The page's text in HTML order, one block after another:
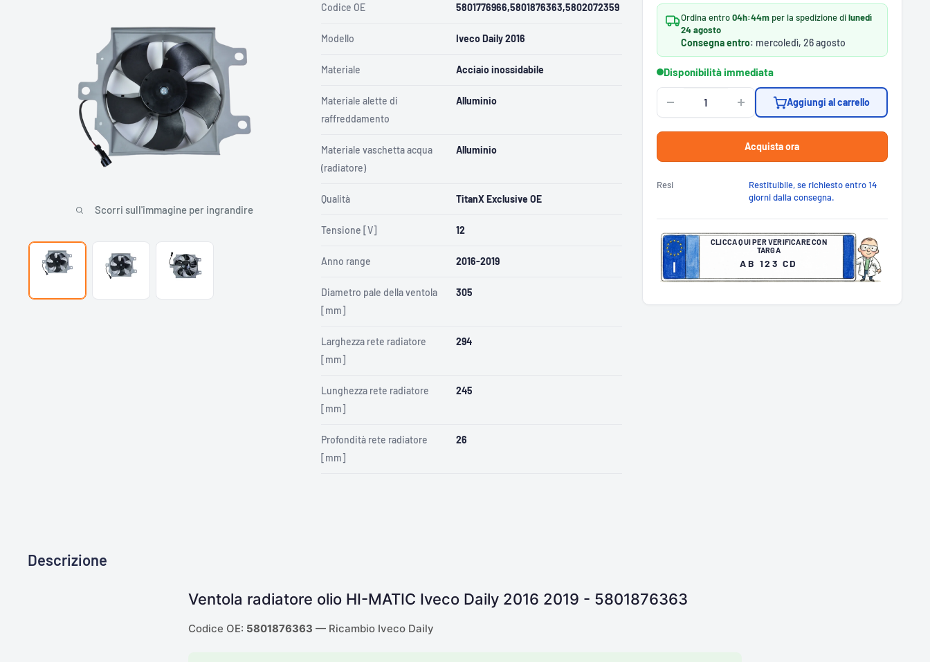
Scorri sull'immagine per ingrandire
Ordina entro04h:44mper la spedizione dilunedì
24 agosto
Consegna entro: mercoledì, 26 agosto
Disponibilità immediata
Aggiungi al carrello
Acquista ora
Resi
Restituibile, se richiesto entro 14
giorni dalla consegna.
CLICCA QUI PER VERIFICARE CON
TARGA
AB 123 CD
Codice OE 5801776966,5801876363,5802072359
Modello Iveco Daily 2016
Materiale Acciaio inossidabile
Materiale alette di
raffreddamento
Alluminio
Materiale vaschetta acqua
(radiatore)
Alluminio
Qualità TitanX Exclusive OE
Tensione [V] 12
Anno range 2016-2019
Diametro pale della ventola
[mm]
305
Larghezza rete radiatore
[mm]
294
Lunghezza rete radiatore
[mm]
245
Profondità rete radiatore
[mm]
26
Descrizione
Ventola radiatore olio HI-MATIC Iveco Daily 2016 2019 - 5801876363
Codice OE: 5801876363 — Ricambio Iveco Daily